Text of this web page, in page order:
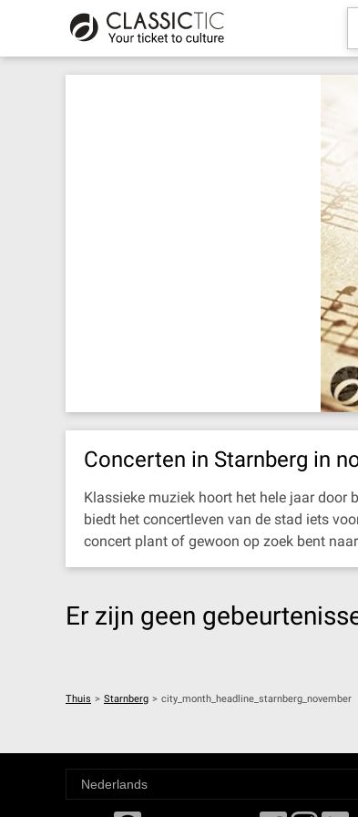
Concerten in Starnberg in
Klassieke muziek hoort het hele jaar door
biedt het concertleven van de stad iets
concert plant of gewoon op zoek bent
Er zijn geen
Thuis > Starnberg > city_month_headline_starnberg_november